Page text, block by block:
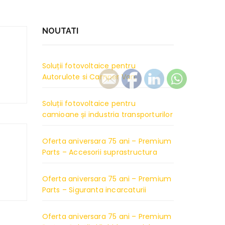
NOUTATI
Soluții fotovoltaice pentru
Autorulote si Camper Van
Soluții fotovoltaice pentru
camioane și industria transporturilor
Oferta aniversara 75 ani – Premium
Parts – Accesorii suprastructura
Oferta aniversara 75 ani – Premium
Parts – Siguranta incarcaturii
Oferta aniversara 75 ani – Premium